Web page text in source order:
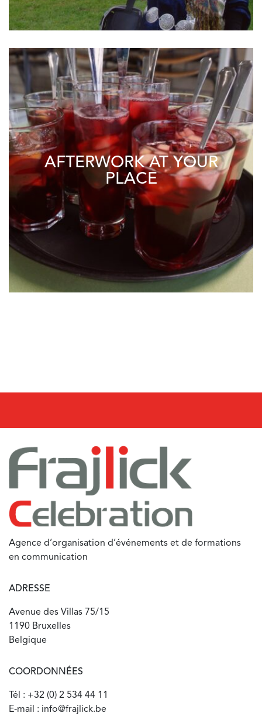
AFTERWORK AT YOUR
PLACE
Agence d’organisation d’événements et de formations
en communication
ADRESSE
Avenue des Villas 75/15
1190 Bruxelles
Belgique
COORDONNÉES
Tél : +32 (0) 2 534 44 11
E-mail : info@frajlick.be